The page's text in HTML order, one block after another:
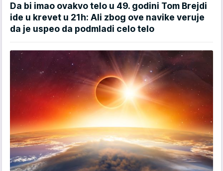
Da bi imao ovakvo telo u 49. godini Tom Brejdi
ide u krevet u 21h: Ali zbog ove navike veruje
da je uspeo da podmladi celo telo